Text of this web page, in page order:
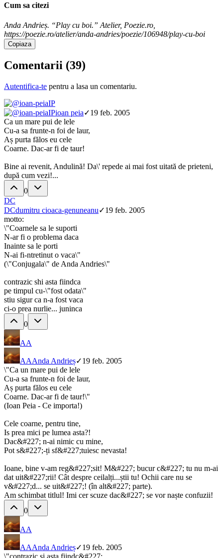
Cum sa citezi
Anda Andrieș. “Play cu boi.” Atelier, Poezie.ro,
https://poezie.ro/atelier/anda-andries/poezie/106948/play-cu-boi
Copiaza
Comentarii (39)
Autentifica-te pentru a lasa un comentariu.
IP
IPioan peia✓19 feb. 2005
Ca un mare pui de lele
Cu-a sa frunte-n foi de laur,
Aș purta fălos eu cele
Coarne. Dac-ar fi de taur!
Bine ai revenit, Andulină! Da\' repede ai mai fost uitată de prieteni,
după cum vezi!...
0
DC
DCdumitru cioaca-genuneanu✓19 feb. 2005
motto:
\"Coarnele sa le suporti
N-ar fi o problema daca
Inainte sa le porti
N-ai fi-ntretinut o vaca\"
(\"Conjugala\" de Anda Andries\"
contrazic shi asta fiindca
pe timpul cu-\"fost odata\"
stiu sigur ca n-a fost vaca
ci-o prea nurlie... juninca
0
AA
AAAnda Andrieș✓19 feb. 2005
\"Ca un mare pui de lele
Cu-a sa frunte-n foi de laur,
Aș purta fălos eu cele
Coarne. Dac-ar fi de taur!\"
(Ioan Peia - Ce importa!)
Cele coarne, pentru tine,
Is prea mici pe lumea asta?!
Dac&#227; n-ai nimic cu mine,
Pot s&#227;-ți sf&#227;tuiesc nevasta!
Ioane, bine v-am reg&#227;sit! M&#227; bucur c&#227; tu nu m-ai
dat uit&#227;rii! Cât despre ceilalți...știi tu! Ochii care nu se
v&#227;d... se uit&#227;! (în alt&#227; parte).
Am schimbat titlul! Imi cer scuze dac&#227; se vor naște confuzii!
0
AA
AAAnda Andrieș✓19 feb. 2005